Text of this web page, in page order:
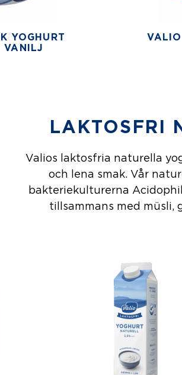
YOGHURT
VANILJ
VALIO
LAKTOSFRI
Valios laktosfria naturella
och lena smak. Vår
bakteriekulturerna
tillsammans med müsli,